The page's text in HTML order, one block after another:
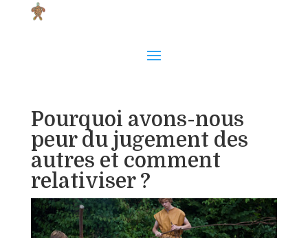
Pourquoi avons-nous
peur du jugement des
autres et comment
relativiser ?